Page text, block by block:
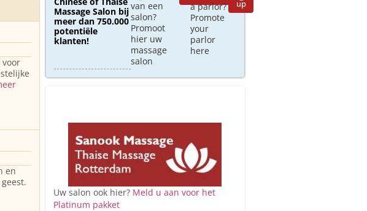
voor
en
Massage Salon bij
meer dan 750.000
potentiële
klanten!
van een
salon?
Promoot
hier uw
massage
salon
a parlor?
Promote
your
parlor
here
up
Uw salon ook hier? Meld u aan voor het
Platinum pakket